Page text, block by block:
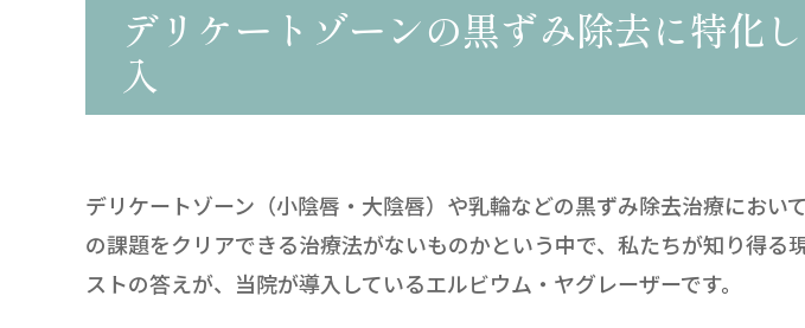
デリケートゾーンの黒ずみ除去に特化
入
デリケートゾーン（小陰唇・大陰唇）や乳輪などの黒ずみ除去治療におい
の課題をクリアできる治療法がないものかという中で、私たちが知り得る
ストの答えが、当院が導入しているエルビウム・ヤグレーザーです。